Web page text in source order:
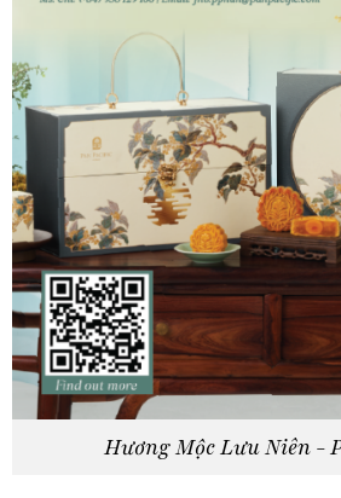
Hương Mộc Lưu Niên -